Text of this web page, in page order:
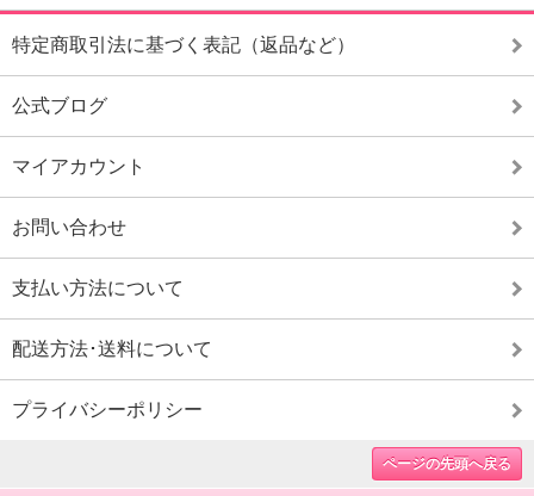
特定商取引法に基づく表記（返品など）
公式ブログ
マイアカウント
お問い合わせ
支払い方法について
配送方法･送料について
プライバシーポリシー
ページの先頭へ戻る